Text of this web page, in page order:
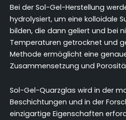
Bei der Sol-Gel-Herstellung
hydrolysiert, um eine kolloidale
bilden, die dann geliert und bei
Temperaturen getrocknet und
Methode ermöglicht eine
Zusammensetzung und
Sol-Gel-Quarzglas wird in der
Beschichtungen und in der
einzigartige Eigenschaften